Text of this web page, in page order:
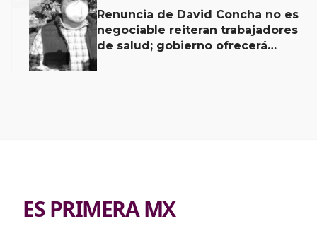
Renuncia de David Concha no es
negociable reiteran trabajadores
de salud; gobierno ofrecerá
ES PRIMERA MX